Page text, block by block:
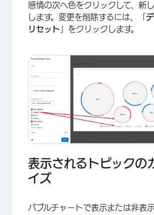
感情の次へ色をクリックして、新
します。変更を削除するには、「
リセット 」をクリックします。
表示されるトピックの
イズ
バブルチャートで表示または非表